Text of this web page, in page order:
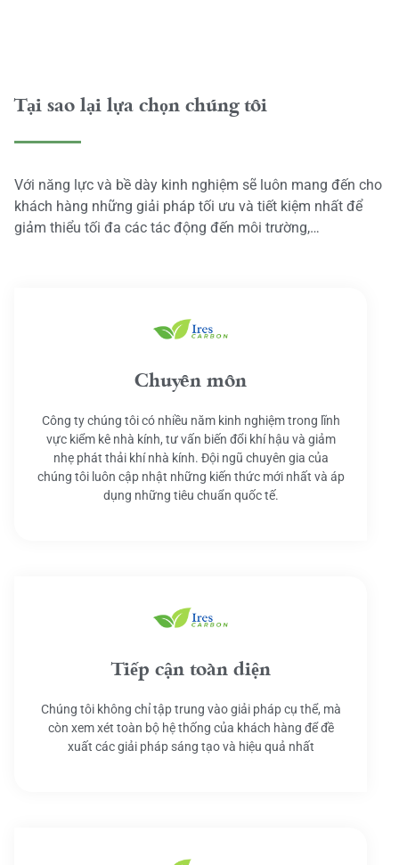
Tại sao lại lựa chọn chúng tôi
Với năng lực và bề dày kinh nghiệm sẽ luôn mang đến cho
khách hàng những giải pháp tối ưu và tiết kiệm nhất để
giảm thiểu tối đa các tác động đến môi trường,…
Chuyên môn
Công ty chúng tôi có nhiều năm kinh nghiệm trong lĩnh
vực kiểm kê nhà kính, tư vấn biến đổi khí hậu và giảm
nhẹ phát thải khí nhà kính. Đội ngũ chuyên gia của
chúng tôi luôn cập nhật những kiến thức mới nhất và áp
dụng những tiêu chuẩn quốc tế.
Tiếp cận toàn diện
Chúng tôi không chỉ tập trung vào giải pháp cụ thể, mà
còn xem xét toàn bộ hệ thống của khách hàng để đề
xuất các giải pháp sáng tạo và hiệu quả nhất